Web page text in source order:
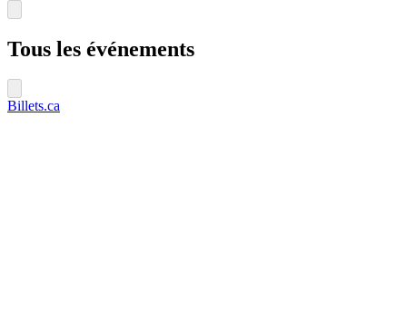
Tous les événements
Billets.ca